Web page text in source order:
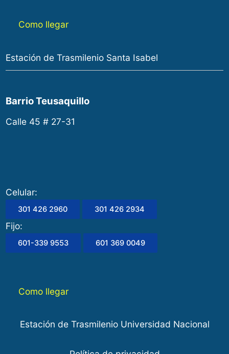
Como llegar
Estación de Trasmilenio Santa Isabel
Barrio Teusaquillo
Calle 45 # 27-31
Celular:
301 426 2960 301 426 2934
Fijo:
601-339 9553 601 369 0049
Como llegar
Estación de Trasmilenio Universidad Nacional